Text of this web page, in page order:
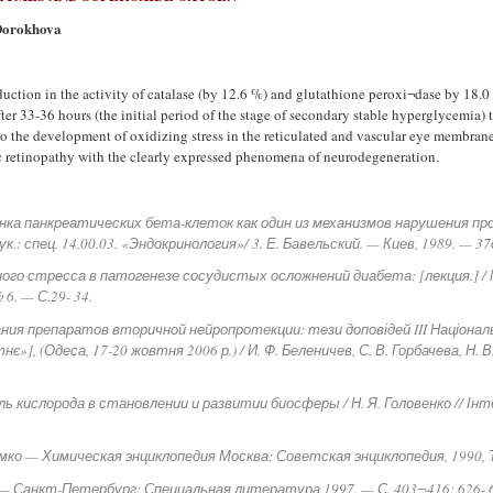
in the activity of catalase (by 12.6 %) and glutathione peroxi¬dase by 18.0
33-36 hours (the initial period of the stage of secondary stable
development of oxidizing stress in the reticulated and vascular eye
with the clearly expressed phenomena of neurodegeneration.
панкреатических бета-клеток как один из механизмов нарушения
спец. 14.00.03. «Эндокринология»/ 3. Е. Бавельский. — Киев, 1989. —
стресса в патогенезе сосудистых осложнений диабета: [лекция.]
6. — С.29- 34.
препаратов вторичной нейропротекции: тези доповідей III
(Одеса, 17-20 жовтня 2006 р.) / И. Ф. Беленичев, С. В. Горбачева, Н.
кислорода в становлении и развитии биосферы / Н. Я. Головенко //
— Химическая энциклопедия Москва: Советская энциклопедия, 1990,
Санкт-Петербург: Специальная литература 1997. — С. 403¬416; 626-